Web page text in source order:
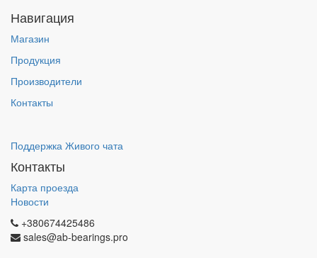
Навигация
Магазин
Продукция
Производители
Контакты
Поддержка Живого чата
Контакты
Карта проезда
Новости
+380674425486
sales@ab-bearings.pro